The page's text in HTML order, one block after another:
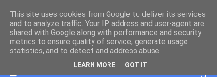
This site uses cookies from Google to deliver its services
and to analyze traffic. Your IP address and user-agent are
shared with Google along with performance and security
metrics to ensure quality of service, generate usage
statistics, and to detect and address abuse.
LEARN MORE GOT IT